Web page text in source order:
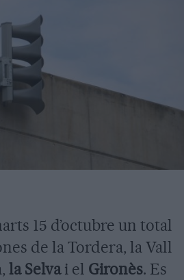
15 d’octubre un total
de la Tordera, la Vall
la Selvai el Gironès. Es